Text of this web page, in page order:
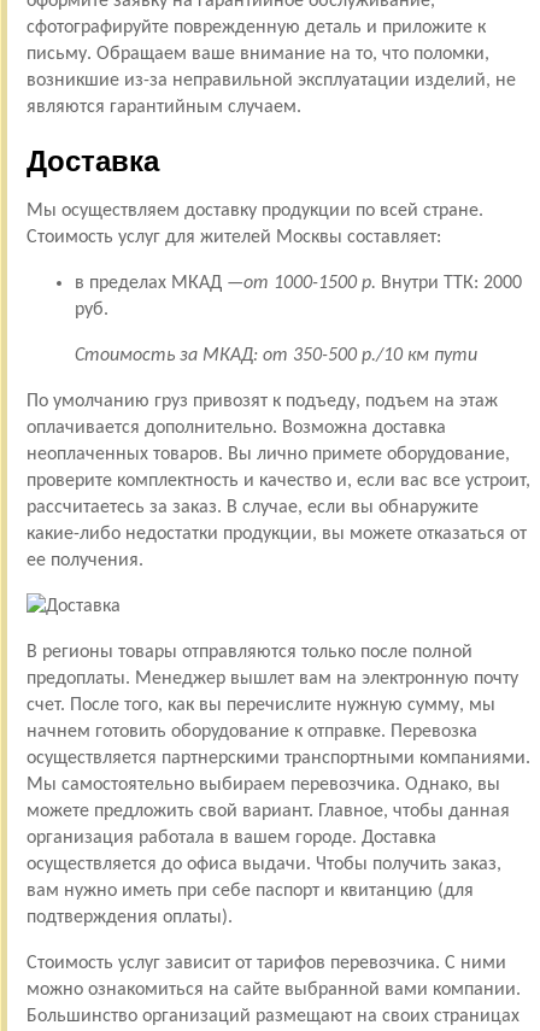
сфотографируйте поврежденную деталь и приложите к
письму. Обращаем ваше внимание на то, что поломки,
возникшие из-за неправильной эксплуатации изделий, не
являются гарантийным случаем.
Доставка
Мы осуществляем доставку продукции по всей стране.
Стоимость услуг для жителей Москвы составляет:
в пределах МКАД —от 1000-1500 р. Внутри ТТК: 2000
руб.
Стоимость за МКАД: от 350-500 р./10 км пути
По умолчанию груз привозят к подъеду, подъем на этаж
оплачивается дополнительно. Возможна доставка
неоплаченных товаров. Вы лично примете оборудование,
проверите комплектность и качество и, если вас все устроит,
рассчитаетесь за заказ. В случае, если вы обнаружите
какие-либо недостатки продукции, вы можете отказаться от
ее получения.
В регионы товары отправляются только после полной
предоплаты. Менеджер вышлет вам на электронную почту
счет. После того, как вы перечислите нужную сумму, мы
начнем готовить оборудование к отправке. Перевозка
осуществляется партнерскими транспортными компаниями.
Мы самостоятельно выбираем перевозчика. Однако, вы
можете предложить свой вариант. Главное, чтобы данная
организация работала в вашем городе. Доставка
осуществляется до офиса выдачи. Чтобы получить заказ,
вам нужно иметь при себе паспорт и квитанцию (для
подтверждения оплаты).
Стоимость услуг зависит от тарифов перевозчика. С ними
можно ознакомиться на сайте выбранной вами компании.
Большинство организаций размещают на своих страницах